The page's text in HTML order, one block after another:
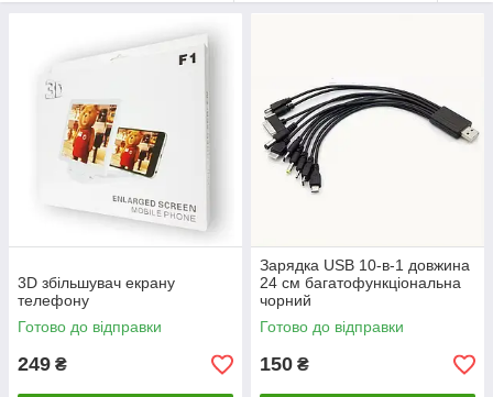
3D збільшувач екрану
телефону
Готово до відправки
249 ₴
Зарядка USB 10-в-1 довжина
24 см багатофункціональна
чорний
Готово до відправки
150 ₴